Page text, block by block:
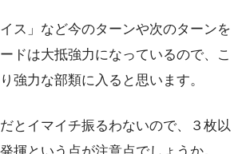
イス」など今のターンや次のターンを
ドは大抵強力になっているので、こ
強力な部類に入ると思います。
とイマイチ振るわないので、３枚以